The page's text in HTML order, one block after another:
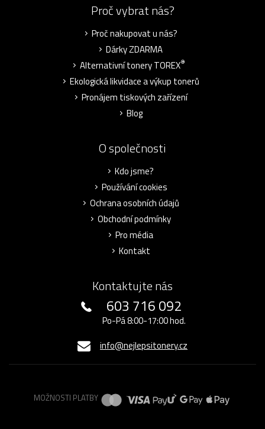
Proč vybrat nás?
Proč nakupovat u nás?
Dárky ZDARMA
Alternativní tonery TOREX®
Ekologická likvidace a výkup tonerů
Pronájem tiskových zařízení
Blog
O společnosti
Kdo jsme?
Používání cookies
Ochrana osobních údajů
Obchodní podmínky
Pro média
Kontakt
Kontaktujte nás
603 716 092
Po-Pá 8:00-17:00 hod.
info@nejlepsitonery.cz
MOŽNOSTI PLATBY